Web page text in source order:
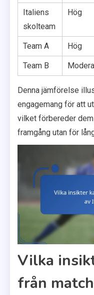
Italiens
skolteam
Hög
Team A Hög
Team B
Denna jämförelse
engagemang för att
vilket förbereder
framgång utan för
Vilka
från